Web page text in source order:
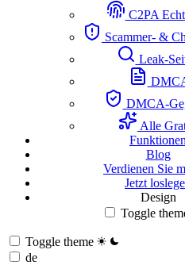
C2PA
Scammer- &
Leak-
DMCA-
Alle
Funktionen
Blog
Verdienen Sie
Jetzt
Design
Toggle
Toggle theme
de